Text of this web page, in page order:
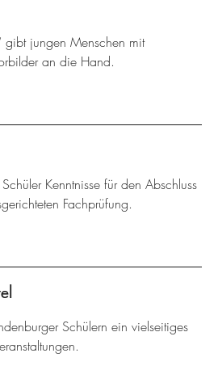
gibt jungen Menschen mit
an die Hand.
Kenntnisse für den Abschluss
Fachprüfung.
Schülern ein vielseitiges